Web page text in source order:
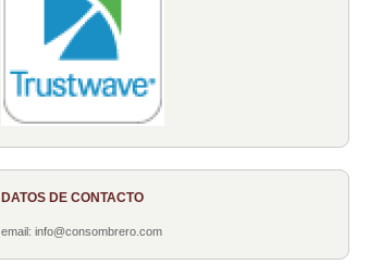
DATOS DE CONTACTO
email: info@consombrero.com